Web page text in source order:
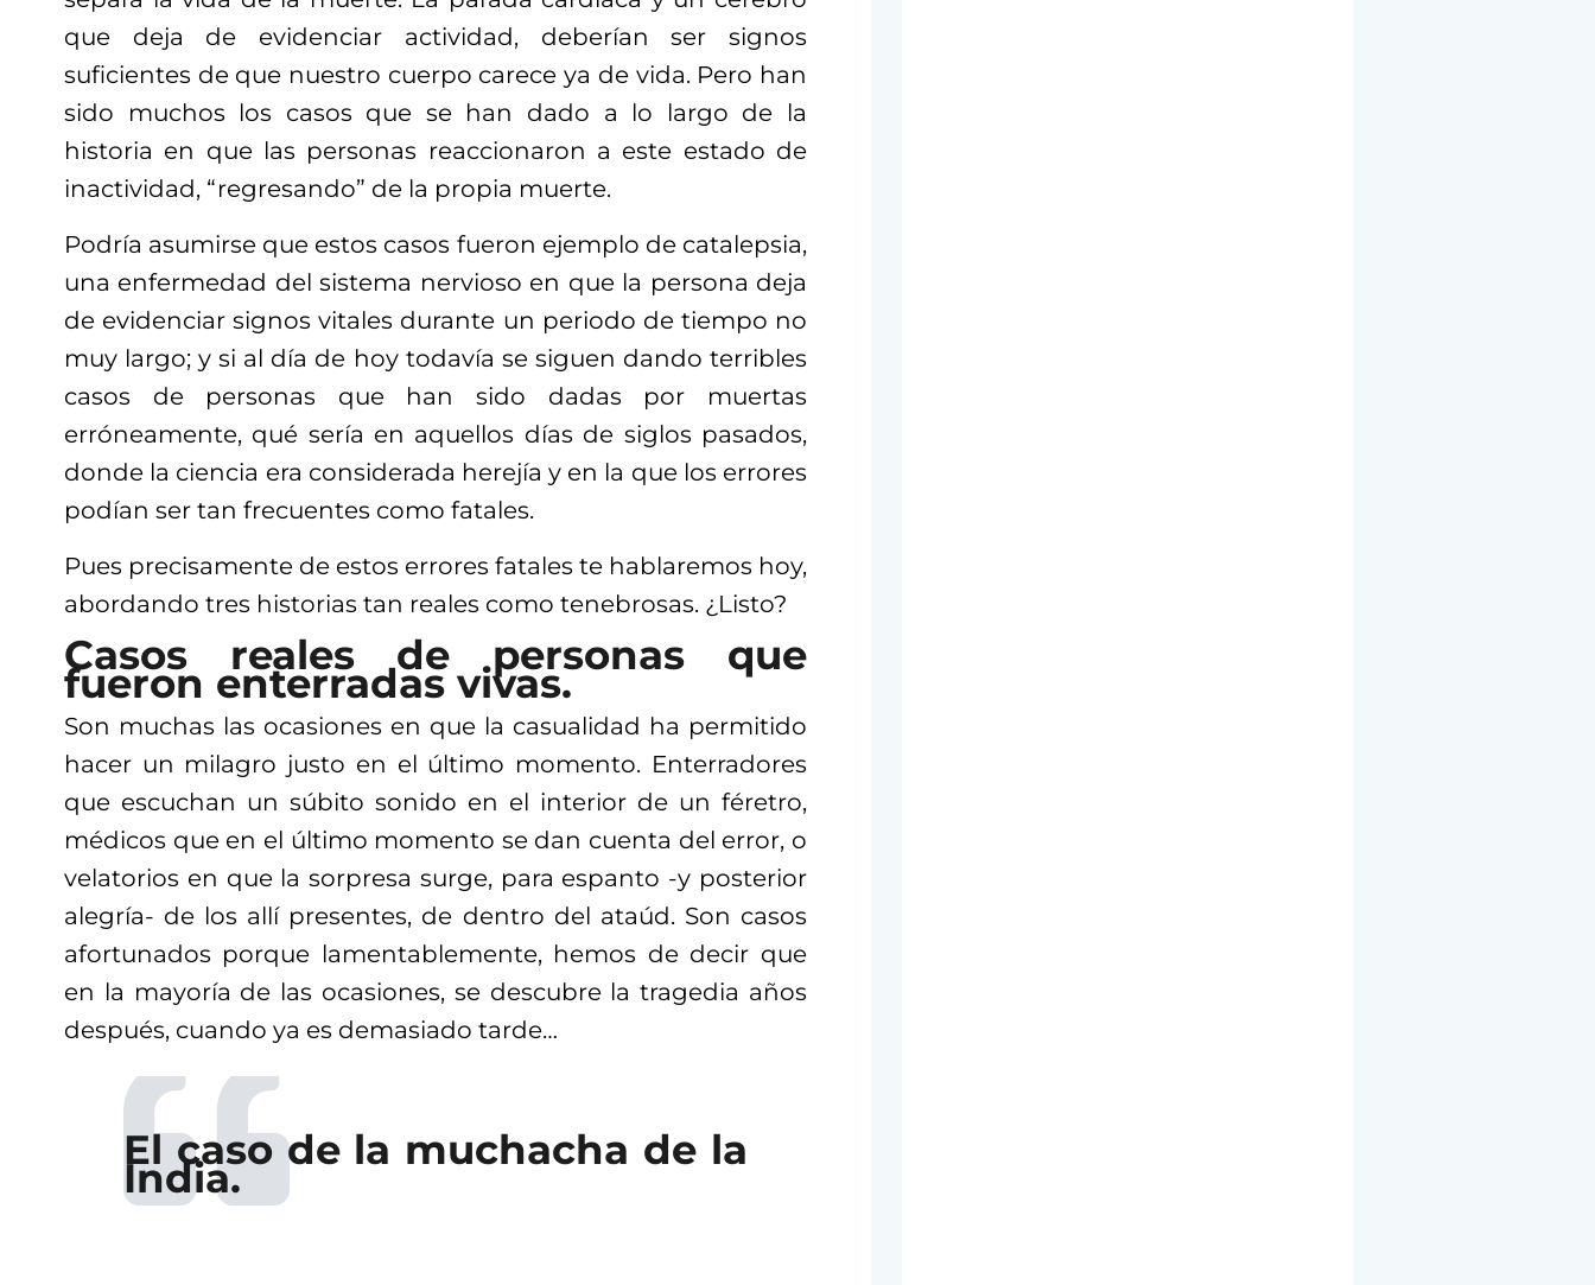
que deja de evidenciar actividad, deberían ser signos
suficientes de que nuestro cuerpo carece ya de vida. Pero han
sido muchos los casos que se han dado a lo largo de la
historia en que las personas reaccionaron a este estado de
inactividad, “regresando” de la propia muerte.
Podría asumirse que estos casos fueron ejemplo de catalepsia,
una enfermedad del sistema nervioso en que la persona deja
de evidenciar signos vitales durante un periodo de tiempo no
muy largo; y si al día de hoy todavía se siguen dando terribles
casos de personas que han sido dadas por muertas
erróneamente, qué sería en aquellos días de siglos pasados,
donde la ciencia era considerada herejía y en la que los errores
podían ser tan frecuentes como fatales.
Pues precisamente de estos errores fatales te hablaremos hoy,
abordando tres historias tan reales como tenebrosas. ¿Listo?
Casos reales de personas que
fueron enterradas vivas.
Son muchas las ocasiones en que la casualidad ha permitido
hacer un milagro justo en el último momento. Enterradores
que escuchan un súbito sonido en el interior de un féretro,
médicos que en el último momento se dan cuenta del error, o
velatorios en que la sorpresa surge, para espanto -y posterior
alegría- de los allí presentes, de dentro del ataúd. Son casos
afortunados porque lamentablemente, hemos de decir que
en la mayoría de las ocasiones, se descubre la tragedia años
después, cuando ya es demasiado tarde…
El caso de la muchacha de la
India.